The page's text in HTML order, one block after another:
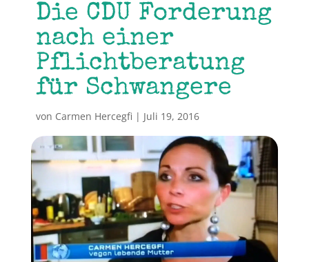
Die CDU Forderung
nach einer
Pflichtberatung
für Schwangere
von Carmen Hercegfi | Juli 19, 2016